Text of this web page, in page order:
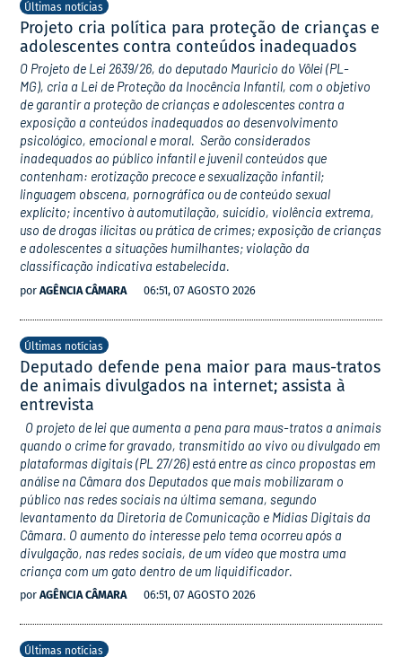
Últimas notícias
Projeto cria política para proteção de crianças e
adolescentes contra conteúdos inadequados
O Projeto de Lei 2639/26, do deputado Mauricio do Vôlei (PL-
MG), cria a Lei de Proteção da Inocência Infantil, com o objetivo
de garantir a proteção de crianças e adolescentes contra a
exposição a conteúdos inadequados ao desenvolvimento
psicológico, emocional e moral. Serão considerados
inadequados ao público infantil e juvenil conteúdos que
contenham: erotização precoce e sexualização infantil;
linguagem obscena, pornográfica ou de conteúdo sexual
explícito; incentivo à automutilação, suicídio, violência extrema,
uso de drogas ilícitas ou prática de crimes; exposição de crianças
e adolescentes a situações humilhantes; violação da
classificação indicativa estabelecida.
por AGÊNCIA CÂMARA 06:51, 07 AGOSTO 2026
Últimas notícias
Deputado defende pena maior para maus-tratos
de animais divulgados na internet; assista à
entrevista
O projeto de lei que aumenta a pena para maus-tratos a animais
quando o crime for gravado, transmitido ao vivo ou divulgado em
plataformas digitais (PL 27/26) está entre as cinco propostas em
análise na Câmara dos Deputados que mais mobilizaram o
público nas redes sociais na última semana, segundo
levantamento da Diretoria de Comunicação e Mídias Digitais da
Câmara. O aumento do interesse pelo tema ocorreu após a
divulgação, nas redes sociais, de um vídeo que mostra uma
criança com um gato dentro de um liquidificador.
por AGÊNCIA CÂMARA 06:51, 07 AGOSTO 2026
Últimas notícias